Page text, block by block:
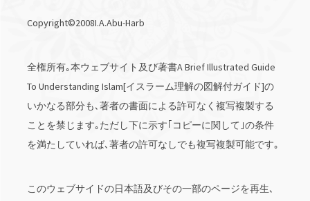
Copyright©2008I.A.Abu-Harb
全権所有｡本ウェブサイト及び著書A Brief Illustrated Guide
To Understanding Islam[イスラーム理解の図解付ガイド]の
いかなる部分も､著者の書面による許可なく複写複製する
ことを禁じます｡ただし下に示す｢コピーに関して｣の条件
を満たしていれば､著者の許可なしでも複写複製可能です｡
このウェブサイドの日本語及びその一部のページを再生､